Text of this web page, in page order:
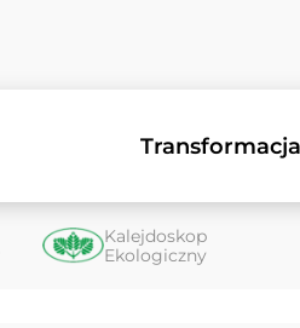
Kalejdoskop
Ekologiczny